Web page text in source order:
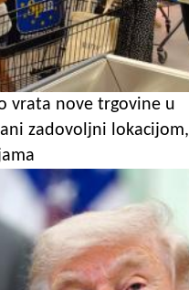
vrata nove trgovine u
zadovoljni lokacijom,